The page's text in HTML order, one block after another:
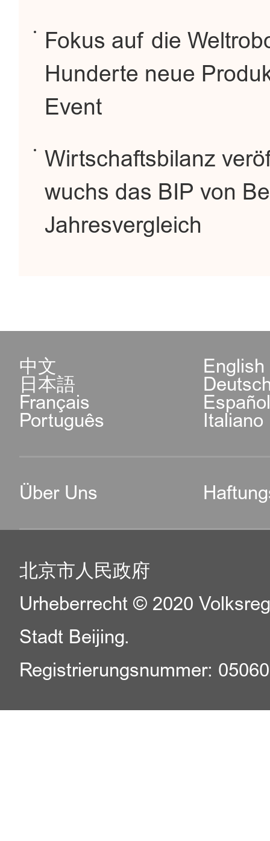
Fokus auf die
Hunderte neue
Event
Wirtschaftsbilanz
wuchs das BIP von
Jahresvergleich
中文 English
日本語
Français
Português Italiano
Über Uns
北京市人民政府
Urheberrecht © 2020
Stadt Beijing.
Registrierungsnummer: